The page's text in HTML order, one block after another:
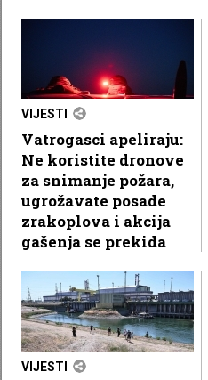
VIJESTI
Vatrogasci apeliraju:
Ne koristite dronove
za snimanje požara,
ugrožavate posade
zrakoplova i akcija
gašenja se prekida
VIJESTI